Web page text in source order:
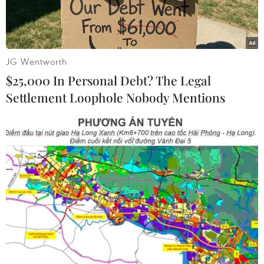
cũng đi xuống.
Khách hàng giao dịch vàng tại thị trường Hà Nội. (Ảnh: Đức
Duy/Vietnam+)
Giá vàng SJC quay đầu giảm mạnh sau khi vượt
JG Wentworth
$25,000 In Personal Debt? The Legal
Settlement Loophole Nobody Mentions